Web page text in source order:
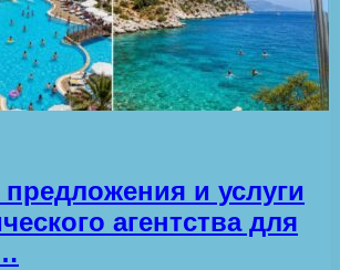
и услуги
агентства для